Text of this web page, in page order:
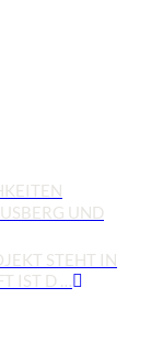
UND
STEHT IN
IST D …